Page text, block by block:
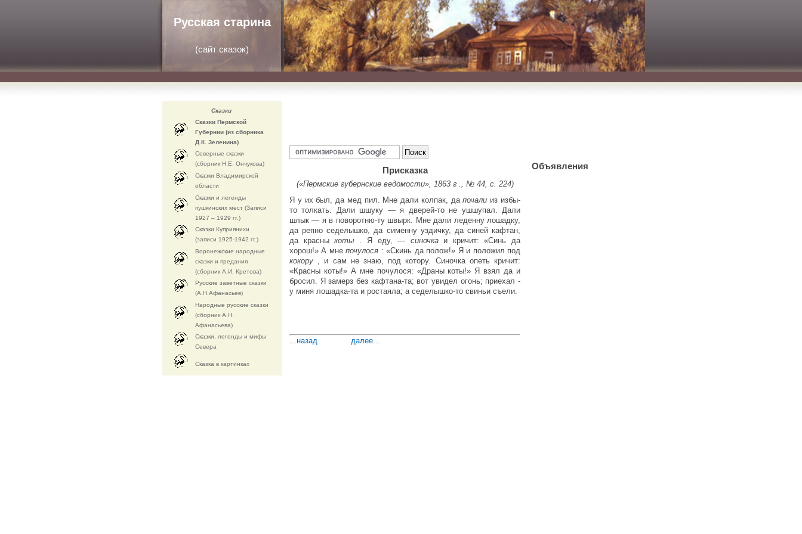
Русская старина
(сайт сказок)
Присказка
(«Пермские губернские ведомости», 1863 г ., № 44, с. 224)
Я у их был, да мед пил. Мне дали колпак, дапочали из избы-
то толкать. Дали шшуку — я дверей-то не ушшупал. Дали
шлык — я в поворотню-ту швырк. Мне дали леденну лошадку,
да репно седелышко, да сименну уздичку, да синей кафтан,
да красныкоты . Я еду, — синочка и кричит: «Синь да
хорош!» А мнепочулося : «Скинь да полож!» Я и положил под
кокору , и сам не знаю, под котору. Синочка опеть кричит:
«Красны коты!» А мне почулося: «Драны коты!» Я взял да и
бросил. Я замерз без кафтана-та; вот увидел огонь; приехал -
у миня лошадка-та и ростаяла; а седелышко-то свиньи съели.
...назад далее...
Объявления
Сказки
Сказки Пермской
Губернии (из сборника
Д.К. Зеленина)
Северные сказки
(сборник Н.Е. Ончукова)
Сказки Владимирской
области
Сказки и легенды
пушкинских мест (Записи
1927 – 1929 гг.)
Сказки Куприянихи
(записи 1925-1942 гг.)
Воронежские народные
сказки и предания
(сборник А.И. Кретова)
Русские заветные сказки
(А.Н.Афанасьев)
Народные русские сказки
(сборник А.Н.
Афанасьева)
Сказки, легенды и мифы
Севера
Cказка в картинках